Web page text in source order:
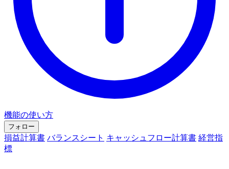
機能の使い方
フォロー
損益計算書 バランスシート キャッシュフロー計算書 経営指
標